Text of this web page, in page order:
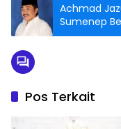
Achmad
Sumenep
Pos Terkait